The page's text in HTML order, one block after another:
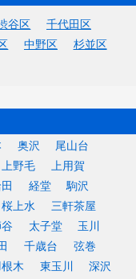
谷区
千代田区
中野区
杉並区
奥沢
尾山台
上野毛
上用賀
経堂
駒沢
桜上水
三軒茶屋
太子堂
玉川
千歳台
弦巻
木 東玉川
深沢